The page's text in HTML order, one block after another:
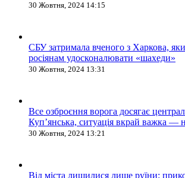
30 Жовтня, 2024 14:15
СБУ затримала вченого з Харкова,
росіянам удосконалювати «шахеди»
30 Жовтня, 2024 13:31
Все озброєння ворога досягає
Куп’янська, ситуація вкрай важка
30 Жовтня, 2024 13:21
Від міста лишилися лише руїни: